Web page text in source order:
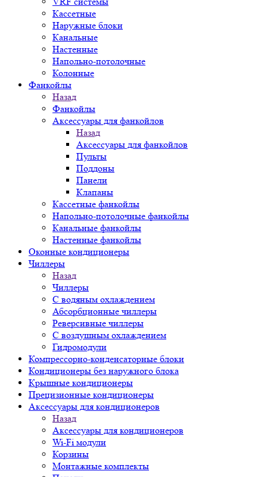
Кассетные
Наружные блоки
Канальные
Настенные
Напольно-потолочные
Колонные
Фанкойлы
Назад
Фанкойлы
Аксессуары для фанкойлов
Назад
Аксессуары для фанкойлов
Пульты
Поддоны
Панели
Клапаны
Кассетные фанкойлы
Напольно-потолочные фанкойлы
Канальные фанкойлы
Настенные фанкойлы
Оконные кондиционеры
Чиллеры
Назад
Чиллеры
С водяным охлаждением
Абсорбционные чиллеры
Реверсивные чиллеры
С воздушным охлаждением
Гидромодули
Компрессорно-конденсаторные блоки
Кондиционеры без наружного блока
Крышные кондиционеры
Прецизионные кондиционеры
Аксессуары для кондиционеров
Назад
Аксессуары для кондиционеров
Wi-Fi модули
Корзины
Монтажные комплекты